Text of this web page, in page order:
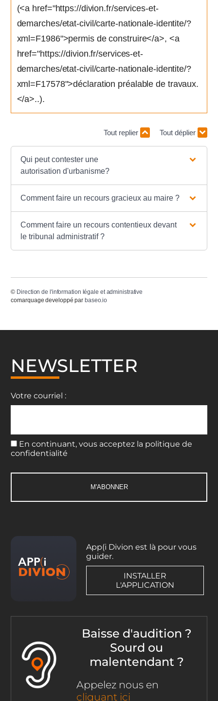
(<a href="https://divion.fr/services-et-
demarches/etat-civil/carte-nationale-identite/?
xml=F1986">permis de construire</a>, <a
href="https://divion.fr/services-et-
demarches/etat-civil/carte-nationale-identite/?
xml=F17578">déclaration préalable de travaux.
</a>..).
Tout replier Tout déplier
Qui peut contester une
autorisation d'urbanisme?
Comment faire un recours gracieux au maire ?
Comment faire un recours contentieux devant
le tribunal administratif ?
© Direction de l'information légale et administrative
comarquage developpé par baseo.io
NEWSLETTER
Votre courriel :
En continuant, vous acceptez la politique de
confidentialité
App(i Divion est là pour vous
guider.
INSTALLER
L'APPLICATION
Baisse d'audition ?
Sourd ou
malentendant ?
Appelez nous en
cliquant ici